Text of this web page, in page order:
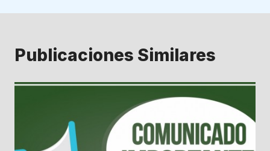
Publicaciones Similares